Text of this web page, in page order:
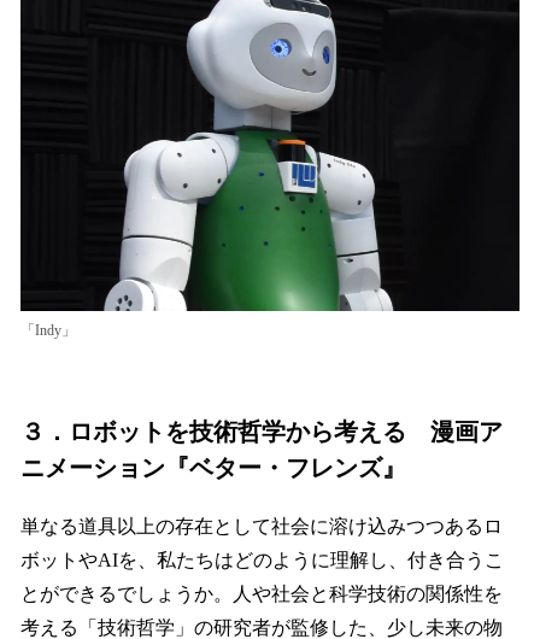
「Indy」
３．ロボットを技術哲学から考える 漫画ア
ニメーション『ベター・フレンズ』
単なる道具以上の存在として社会に溶け込みつつあるロ
ボットやAIを、私たちはどのように理解し、付き合うこ
とができるでしょうか。人や社会と科学技術の関係性を
考える「技術哲学」の研究者が監修した、少し未来の物